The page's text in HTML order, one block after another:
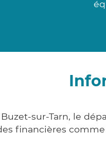
sur-Tarn, le
financières comme